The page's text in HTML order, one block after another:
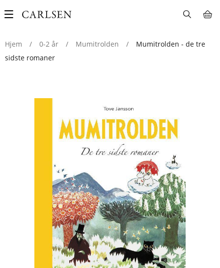
Main
Hjem
/ 0-2 år / Mumitrolden /
Mumitrolden - de tre
sidste romaner